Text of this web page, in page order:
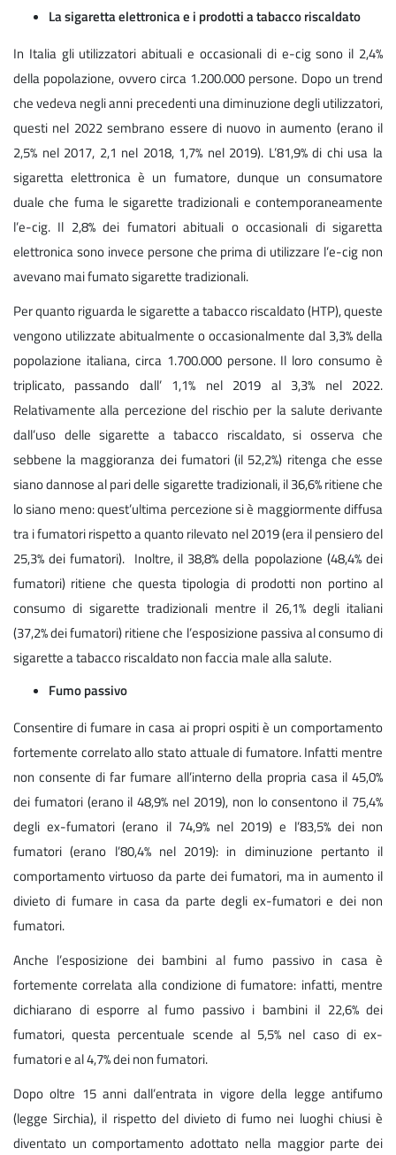
La sigaretta elettronica e i prodotti a tabacco riscaldato
In Italia gli utilizzatori abituali e occasionali di e-cig sono il 2,4%
della popolazione, ovvero circa 1.200.000 persone. Dopo un trend
che vedeva negli anni precedenti una diminuzione degli utilizzatori,
questi nel 2022 sembrano essere di nuovo in aumento (erano il
2,5% nel 2017, 2,1 nel 2018, 1,7% nel 2019). L’81,9% di chi usa la
sigaretta elettronica è un fumatore, dunque un consumatore
duale che fuma le sigarette tradizionali e contemporaneamente
l’e-cig. Il 2,8% dei fumatori abituali o occasionali di sigaretta
elettronica sono invece persone che prima di utilizzare l’e-cig non
avevano mai fumato sigarette tradizionali.
Per quanto riguarda le sigarette a tabacco riscaldato (HTP), queste
vengono utilizzate abitualmente o occasionalmente dal 3,3% della
popolazione italiana, circa 1.700.000 persone. Il loro consumo è
triplicato, passando dall’ 1,1% nel 2019 al 3,3% nel 2022.
Relativamente alla percezione del rischio per la salute derivante
dall’uso delle sigarette a tabacco riscaldato, si osserva che
sebbene la maggioranza dei fumatori (il 52,2%) ritenga che esse
siano dannose al pari delle sigarette tradizionali, il 36,6% ritiene che
lo siano meno: quest’ultima percezione si è maggiormente diffusa
tra i fumatori rispetto a quanto rilevato nel 2019 (era il pensiero del
25,3% dei fumatori). Inoltre, il 38,8% della popolazione (48,4% dei
fumatori) ritiene che questa tipologia di prodotti non portino al
consumo di sigarette tradizionali mentre il 26,1% degli italiani
(37,2% dei fumatori) ritiene che l’esposizione passiva al consumo di
sigarette a tabacco riscaldato non faccia male alla salute.
Fumo passivo
Consentire di fumare in casa ai propri ospiti è un comportamento
fortemente correlato allo stato attuale di fumatore. Infatti mentre
non consente di far fumare all’interno della propria casa il 45,0%
dei fumatori (erano il 48,9% nel 2019), non lo consentono il 75,4%
degli ex-fumatori (erano il 74,9% nel 2019) e l’83,5% dei non
fumatori (erano l’80,4% nel 2019): in diminuzione pertanto il
comportamento virtuoso da parte dei fumatori, ma in aumento il
divieto di fumare in casa da parte degli ex-fumatori e dei non
fumatori.
Anche l’esposizione dei bambini al fumo passivo in casa è
fortemente correlata alla condizione di fumatore: infatti, mentre
dichiarano di esporre al fumo passivo i bambini il 22,6% dei
fumatori, questa percentuale scende al 5,5% nel caso di ex-
fumatori e al 4,7% dei non fumatori.
Dopo oltre 15 anni dall’entrata in vigore della legge antifumo
(legge Sirchia), il rispetto del divieto di fumo nei luoghi chiusi è
diventato un comportamento adottato nella maggior parte dei